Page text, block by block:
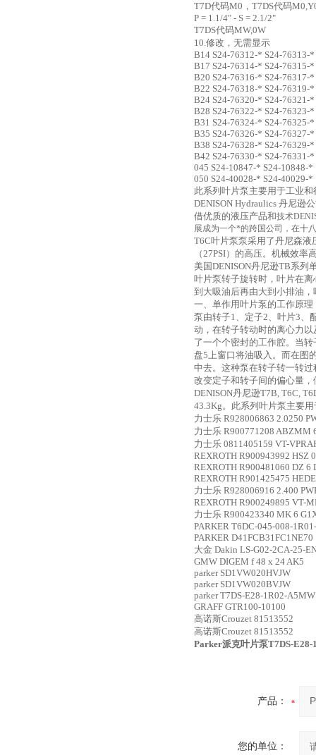
T7D代码M0，T7DS代码
P = 1.1/4" - S = 2.1/2"
T7DS代码MW,0W
10.修改，无需显示
B14 S24-76312-* S24-76313-*
B17 S24-76314-* S24-76315-*
B20 S24-76316-* S24-76317-*
B22 S24-76318-* S24-76319-*
B24 S24-76320-* S24-76321-*
B28 S24-76322-* S24-76323-*
B31 S24-76324-* S24-76325-*
B35 S24-76326-* S24-76327-*
B38 S24-76328-* S24-76329-*
B42 S24-76330-* S24-76331-*
045 S24-10847-* S24-10848-*
050 S24-40028-* S24-40029-*
此系列叶片泵主要用于工业和
DENISON Hydraulics 丹尼逊
借优质的液压产品和技术
展成为一个*的跨国公司，在十
T6C叶片泵泵采用了丹尼森
（27PSI）的高压。机械效率
美国DENISON丹尼逊TB系列
叶片泵转子旋转时，叶片在
到大吸油后再由大到小排油
一、单作用叶片泵的工作原理
泵由转子1、定子2、叶片3、
动，在转子转动时的离心力
了一个个密封的工作腔。当
盘5上窗口将油吸入。而在图
中去。这种泵在转子转一转
改变定子和转子间的偏心量
DENISON丹尼逊T7B, T6C,
43.3Kg。此系列叶片泵主要
力士乐 R928006863 2.0250
力士乐 R900771208 ABZMM
力士乐 0811405159 VT-
REXROTH R900943992 HSZ
REXROTH R900481060 DZ 6
REXROTH R901425475
力士乐 R928006916 2.400
REXROTH R900249895 VT-
力士乐 R900423340 MK 6
PARKER T6DC-045-008-
PARKER D41FCB31FC1NE70
大金 Dakin LS-G02-2CA-25-
GMW DIGEM f 48 x 24 AK5
parker SD1VW020HVJW
parker SD1VW020BVJW
parker T7DS-E28-1R02-A5MW
GRAFF GTR100-10100
高诺斯Crouzet 81513552
高诺斯Crouzet 81513552
Parker派克叶片泵T7DS-
产品：
您的单位：